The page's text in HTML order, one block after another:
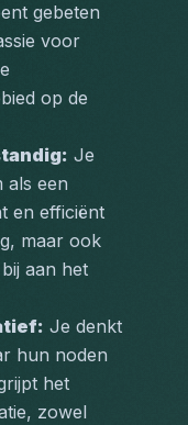
gebeten
voor
op de
Je
als een
en efficiënt
maar ook
aan het
Je denkt
hun noden
het
zowel